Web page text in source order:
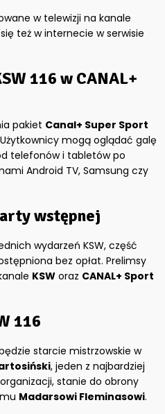
w telewizji na kanale
też w internecie w serwisie
116 w CANAL+
pakiet Canal+ Super Sport
mogą oglądać galę
telefonów i tabletów po
Android TV, Samsung czy
wstępnej
wydarzeń KSW, część
bez opłat. Prelimsy
KSW oraz CANAL+ Sport
116
starcie mistrzowskie w
, jeden z najbardziej
stanie do obrony
Madarsowi Fleminasowi.